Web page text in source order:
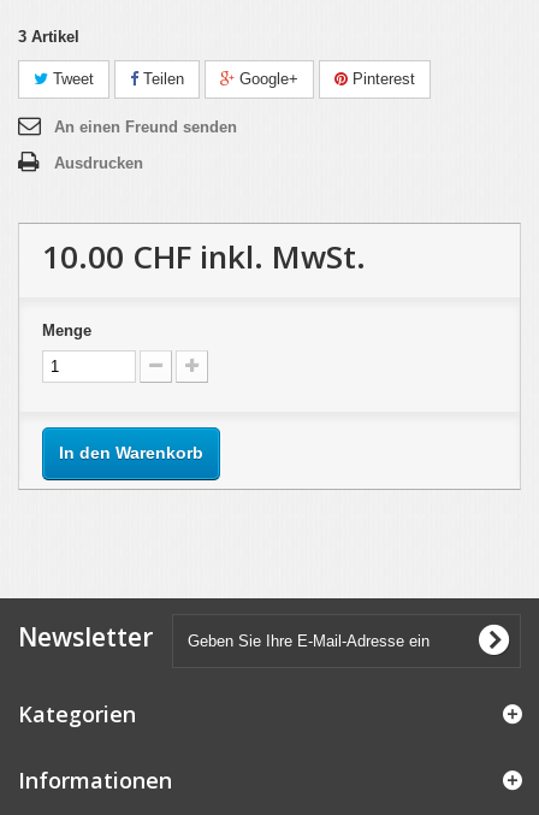
3 Artikel
Tweet Teilen Google+ Pinterest
An einen Freund senden
Ausdrucken
10.00 CHF inkl. MwSt.
Menge
In den Warenkorb
Newsletter
Kategorien
Informationen